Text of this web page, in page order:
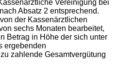
Vereinigung bei
Absatz 2 entsprechend.
der Kassenärztlichen
sechs Monaten bearbeitet,
Betrag in Höhe der sich unter
ergebenden
zahlende Gesamtvergütung